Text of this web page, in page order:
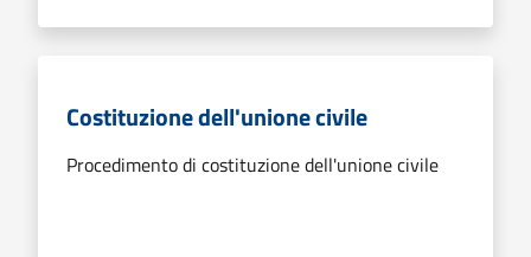
Costituzione dell'unione civile
Procedimento di costituzione dell'unione civile